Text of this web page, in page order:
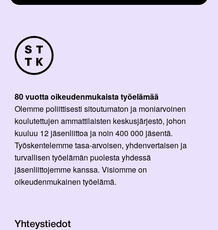
80 vuotta oikeudenmukaista työelämää
Olemme poliittisesti sitoutumaton ja moniarvoinen
koulutettujen ammattilaisten keskusjärjestö, johon
kuuluu 12 jäsenliittoa ja noin 400 000 jäsentä.
Työskentelemme tasa-arvoisen, yhdenvertaisen ja
turvallisen työelämän puolesta yhdessä
jäsenliittojemme kanssa. Visiomme on
oikeudenmukainen työelämä.
Yhteystiedot